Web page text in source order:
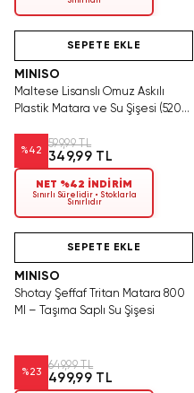
SEPETE EKLE
MINISO
Maltese Lisanslı Omuz Askılı
Plastik Matara ve Su Şişesi (520
%42
599,99 TL
349,99 TL
NET %42 İNDİRİM
Sınırlı Sürelidir • Stoklarla
Sınırlıdır
SEPETE EKLE
MINISO
Shotay Şeffaf Tritan Matara 800
Ml – Taşıma Saplı Su Şişesi
%23
649,99 TL
499,99 TL